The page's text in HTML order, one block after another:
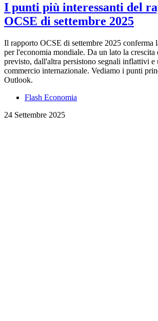
I punti più interessanti del
OCSE di settembre 2025
Il rapporto OCSE di settembre 2025 conferma
per l'economia mondiale. Da un lato la crescita
previsto, dall'altra persistono segnali inflattivi e
commercio internazionale. Vediamo i punti
Outlook.
Flash Economia
24 Settembre 2025